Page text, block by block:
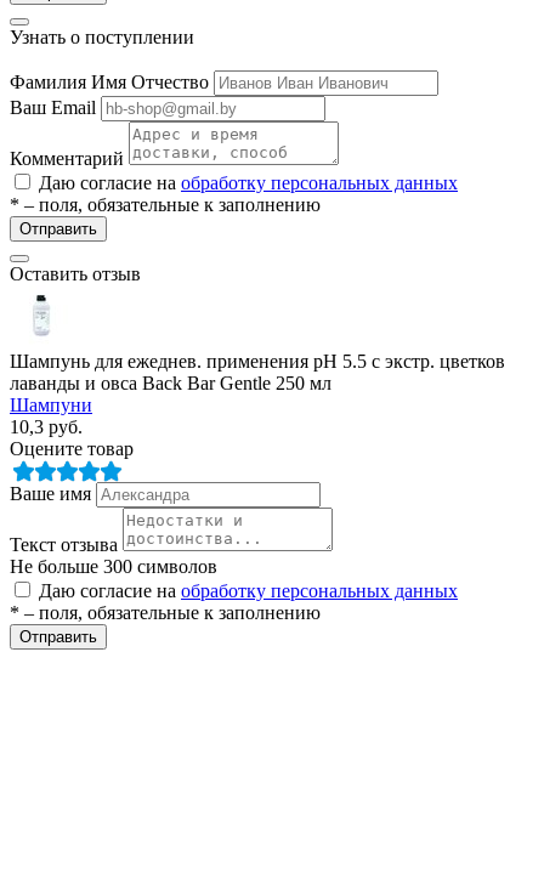
Узнать о поступлении
Фамилия Имя Отчество
Ваш Email
Комментарий
Даю согласие на обработку персональных данных
* – поля, обязательные к заполнению
Отправить
Оставить отзыв
Шампунь для ежеднев. применения pH 5.5 с экстр. цветков
лаванды и овса Back Bar Gentle 250 мл
Шампуни
10,3 руб.
Оцените товар
Ваше имя
Текст отзыва
Не больше 300 символов
Даю согласие на обработку персональных данных
* – поля, обязательные к заполнению
Отправить